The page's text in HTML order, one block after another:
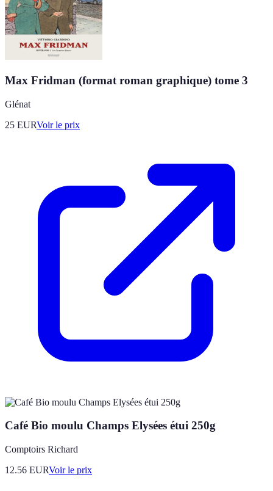
Max Fridman (format roman graphique) tome 3
Glénat
25 EURVoir le prix
Café Bio moulu Champs Elysées étui 250g
Comptoirs Richard
12.56 EURVoir le prix